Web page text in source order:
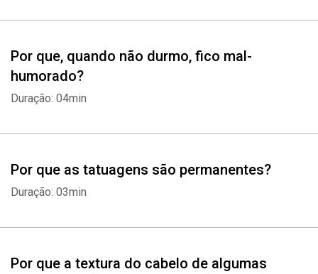
Por que, quando não durmo, fico mal-
humorado?
Duração: 04min
Por que as tatuagens são permanentes?
Duração: 03min
Por que a textura do cabelo de algumas